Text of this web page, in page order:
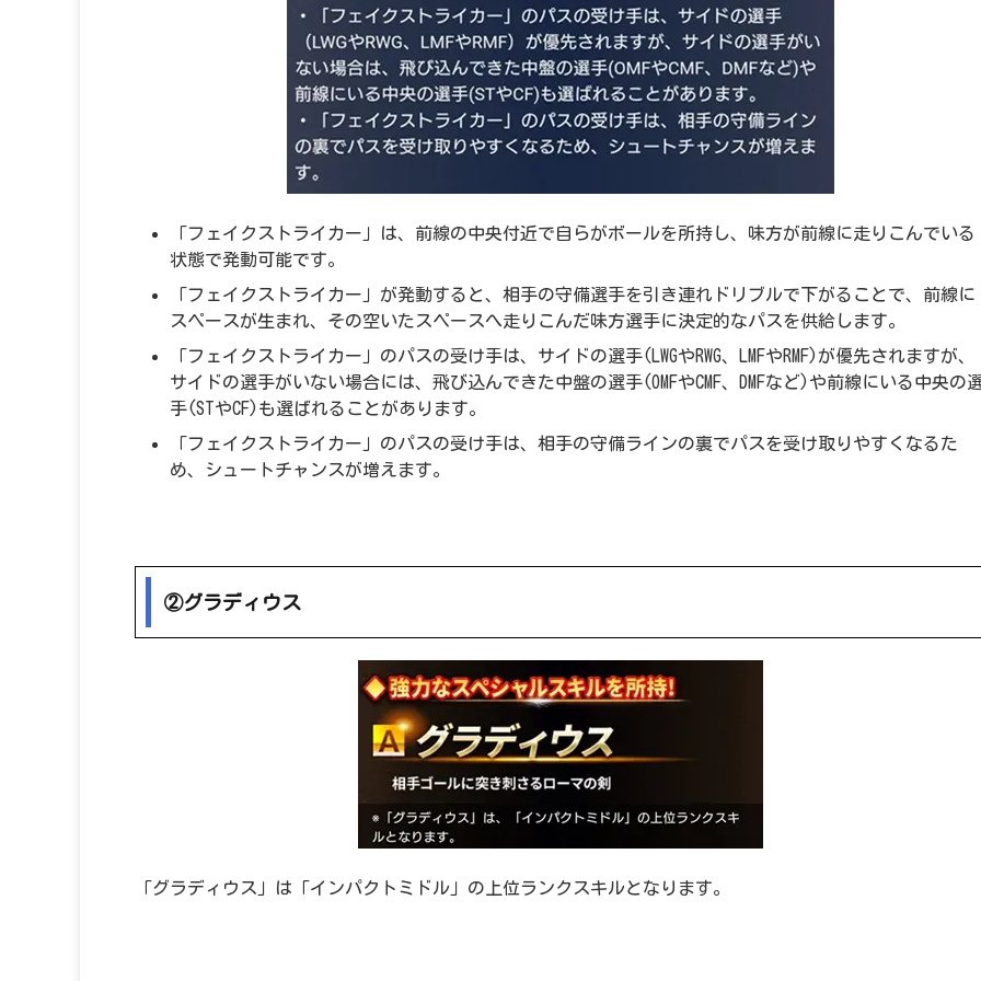
「フェイクストライカー」は、前線の中央付近で自らがボールを所持し、味方が前線に走りこんでいる
状態で発動可能です。
「フェイクストライカー」が発動すると、相手の守備選手を引き連れドリブルで下がることで、前線に
スペースが生まれ、その空いたスペースへ走りこんだ味方選手に決定的なパスを供給します。
「フェイクストライカー」のパスの受け手は、サイドの選手(LWGやRWG、LMFやRMF)が優先されますが、
サイドの選手がいない場合には、飛び込んできた中盤の選手(OMFやCMF、DMFなど)や前線にいる中央の
手(STやCF)も選ばれることがあります。
「フェイクストライカー」のパスの受け手は、相手の守備ラインの裏でパスを受け取りやすくなるた
め、シュートチャンスが増えます。
②グラディウス
「グラディウス」は「インパクトミドル」の上位ランクスキルとなります。